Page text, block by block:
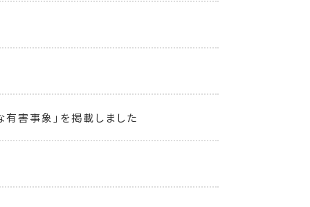
害事象」を掲載しました